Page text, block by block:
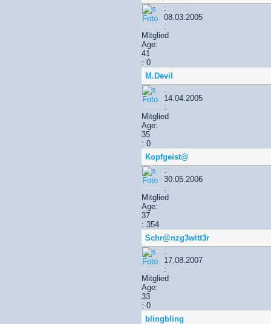
:
08.03.2005
:
Mitglied
Age:
41
: 0
M.Devil
:
14.04.2005
:
Mitglied
Age:
35
: 0
Kopfgeist@
:
30.05.2006
:
Mitglied
Age:
37
: 354
Schr@nzg3witt3r
:
17.08.2007
:
Mitglied
Age:
33
: 0
blingbling